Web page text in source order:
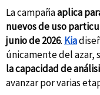
La campañaaplica
nuevos de uso
junio de 2026. Kia
únicamente del azar,
la capacidad de
avanzar por varias